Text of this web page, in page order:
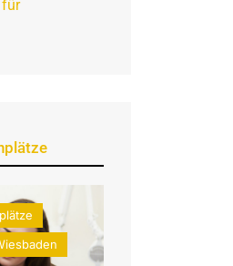
für